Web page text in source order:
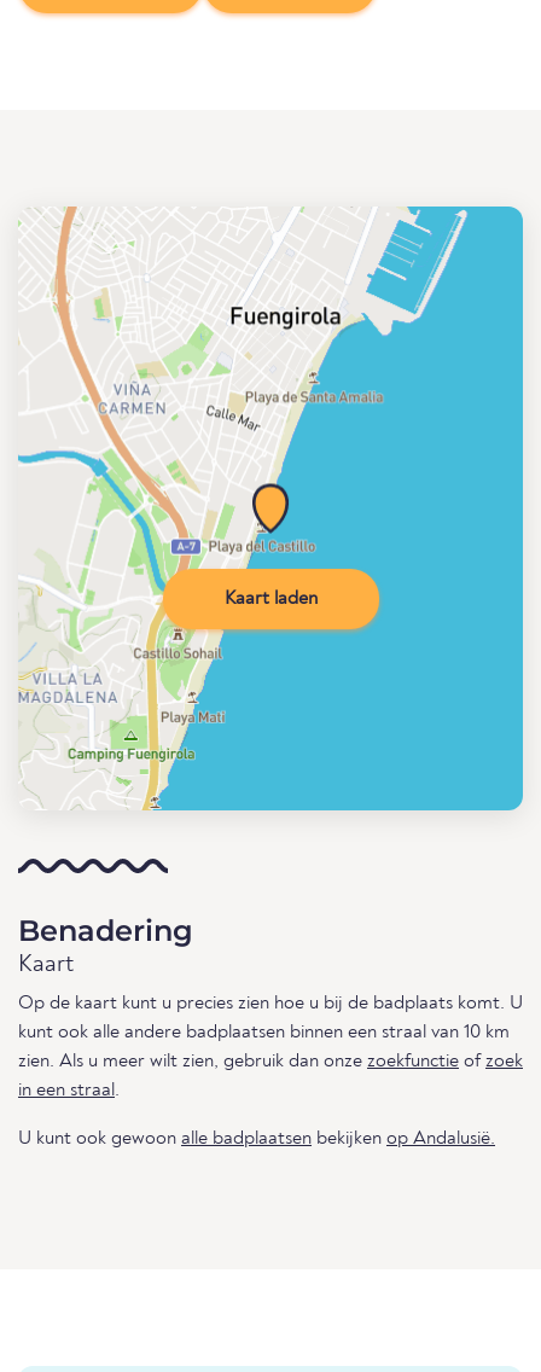
Kaart laden
Benadering
Kaart
Op de kaart kunt u precies zien hoe u bij de badplaats komt. U
kunt ook alle andere badplaatsen binnen een straal van 10 km
zien. Als u meer wilt zien, gebruik dan onze zoekfunctie ofzoek
in een straal.
U kunt ook gewoon alle badplaatsen bekijken op Andalusië.